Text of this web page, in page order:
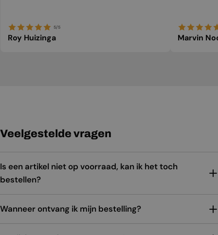
5/5
Roy Huizinga Marvin
Veelgestelde vragen
Is een artikel niet op voorraad, kan ik het toch
bestellen?
Wanneer ontvang ik mijn bestelling?